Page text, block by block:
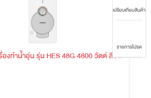
เปรียบเทียบสินค้า
รายการโปรด
องทำน้ำอุ่น รุ่น HES 48G 4800 วัตต์ สีขา